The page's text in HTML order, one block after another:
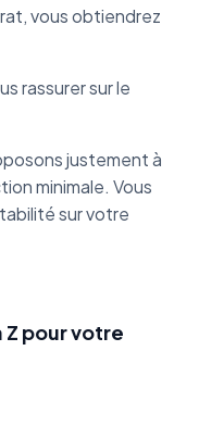
vous obtiendrez
rassurer sur le
justement à
minimale. Vous
sur votre
Z pour votre